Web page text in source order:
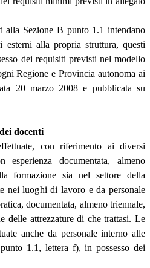
alla Sezione B punto 1.1 intendano
esterni alla propria struttura, questi
dei requisiti previsti nel modello
Regione e Provincia autonoma ai
20 marzo 2008 e pubblicata su
docenti
con riferimento ai diversi
esperienza documentata, almeno
formazione sia nel settore della
nei luoghi di lavoro e da personale
documentata, almeno triennale,
delle attrezzature di che trattasi. Le
anche da personale interno alle
1.1, lettera f), in possesso dei